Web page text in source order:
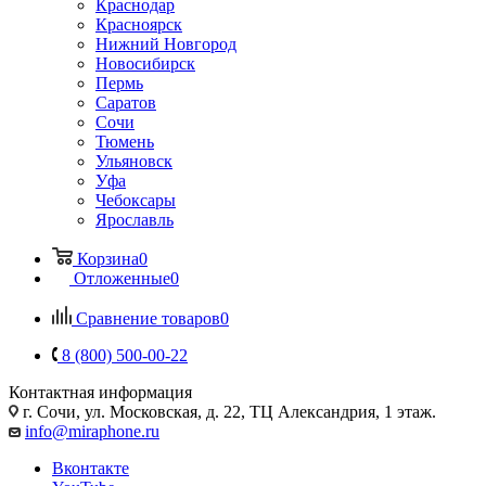
Краснодар
Красноярск
Нижний Новгород
Новосибирск
Пермь
Саратов
Сочи
Тюмень
Ульяновск
Уфа
Чебоксары
Ярославль
Корзина0
Отложенные0
Сравнение товаров0
8 (800) 500-00-22
Контактная информация
г. Сочи, ул. Московская, д. 22, ТЦ Александрия, 1 этаж.
info@miraphone.ru
Вконтакте